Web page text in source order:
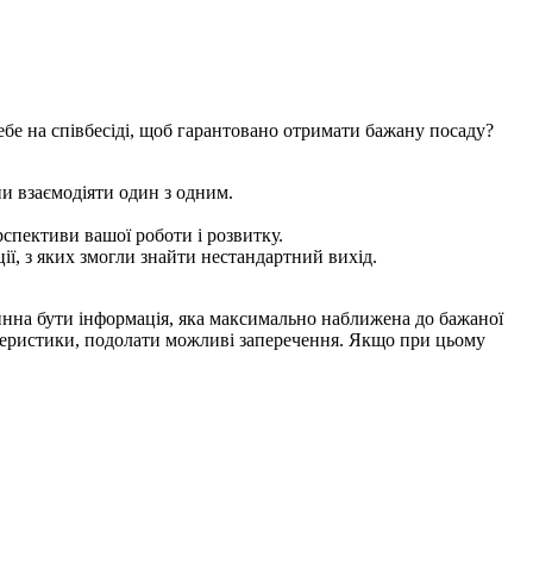
на співбесіді, щоб гарантовано отримати бажану посаду?
взаємодіяти один з одним.
вашої роботи і розвитку.
з яких змогли знайти нестандартний вихід.
бути інформація, яка максимально наближена до бажаної
подолати можливі заперечення. Якщо при цьому